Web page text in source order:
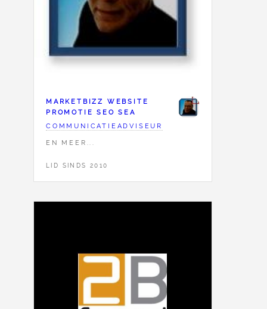
MARKETBIZZ WEBSITE
PROMOTIE SEO SEA
COMMUNICATIEADVISEUR
EN MEER...
LID SINDS 2010